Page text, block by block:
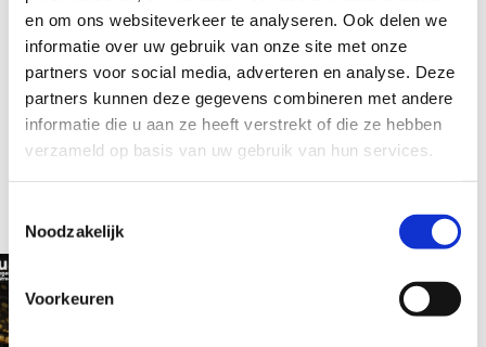
en om ons websiteverkeer te analyseren. Ook delen we
informatie over uw gebruik van onze site met onze
partners voor social media, adverteren en analyse. Deze
partners kunnen deze gegevens combineren met andere
informatie die u aan ze heeft verstrekt of die ze hebben
verzameld op basis van uw gebruik van hun services.
Noodzakelijk
Voorkeuren
Latest
articles